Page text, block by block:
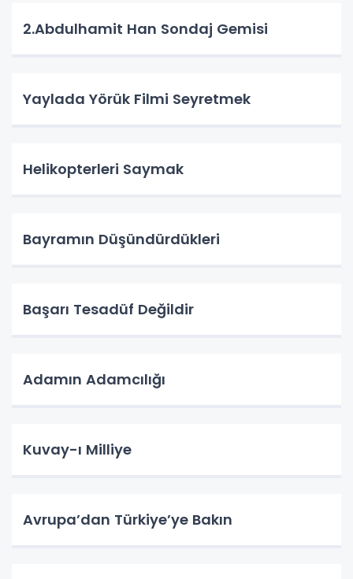
2.Abdulhamit Han Sondaj Gemisi
Yaylada Yörük Filmi Seyretmek
Helikopterleri Saymak
Bayramın Düşündürdükleri
Başarı Tesadüf Değildir
Adamın Adamcılığı
Kuvay-ı Milliye
Avrupa’dan Türkiye’ye Bakın